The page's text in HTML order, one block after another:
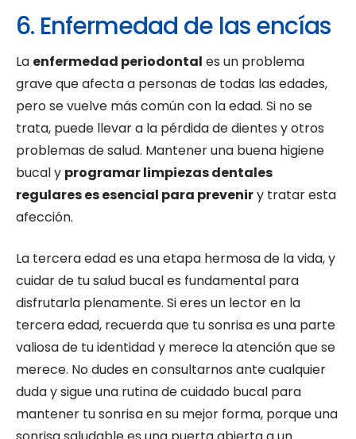
6. Enfermedad de las encías
La enfermedad periodontal es un problema
grave que afecta a personas de todas las edades,
pero se vuelve más común con la edad. Si no se
trata, puede llevar a la pérdida de dientes y otros
problemas de salud. Mantener una buena higiene
bucal y programar limpiezas dentales
regulares es esencial para preveniry tratar esta
afección.
La tercera edad es una etapa hermosa de la vida, y
cuidar de tu salud bucal es fundamental para
disfrutarla plenamente. Si eres un lector en la
tercera edad, recuerda que tu sonrisa es una parte
valiosa de tu identidad y merece la atención que se
merece. No dudes en consultarnos ante cualquier
duda y sigue una rutina de cuidado bucal para
mantener tu sonrisa en su mejor forma, porque una